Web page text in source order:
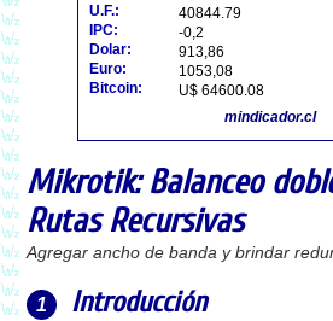
U.F.:
40844.79
IPC:
-0,2
Dolar:
913,86
Euro:
1053,08
Bitcoin:
U$ 64600.08
mindicador.cl
Mikrotik: Balanceo
Rutas Recursivas
Agregar ancho de banda y brindar
Introducción